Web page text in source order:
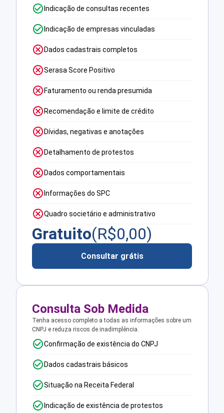
Indicação de consultas recentes
Indicação de empresas vinculadas
Dados cadastrais completos
Serasa Score Positivo
Faturamento ou renda presumida
Recomendação e limite de crédito
Dívidas, negativas e anotações
Detalhamento de protestos
Dados comportamentais
Informações do SPC
Quadro societário e administrativo
Gratuito(R$0,00)
Consultar grátis
Consulta Sob Medida
Tenha acesso completo a todas as informações sobre um
CNPJ e reduza riscos de inadimplência.
Confirmação de existência do CNPJ
Dados cadastrais básicos
Situação na Receita Federal
Indicação de existência de protestos